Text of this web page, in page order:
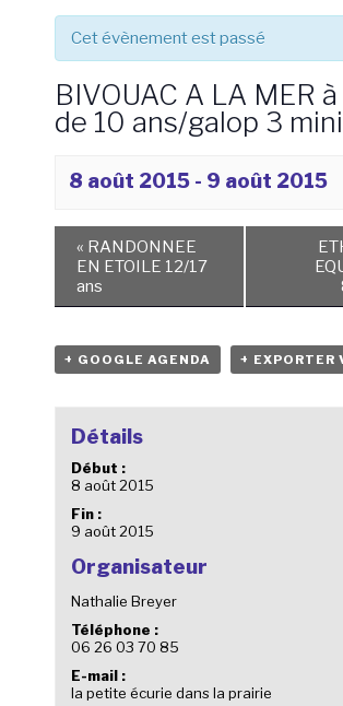
Cet évènement est passé
BIVOUAC A LA MER
de 10 ans/galop 3 mini
8 août 2015 - 9 août 2015
« RANDONNEE
EN ETOILE 12/17
ans
+ GOOGLE AGENDA + EXPORTER
Détails
Début :
8 août 2015
Fin :
9 août 2015
Organisateur
Nathalie Breyer
Téléphone :
06 26 03 70 85
E-mail :
la petite écurie dans la prairie